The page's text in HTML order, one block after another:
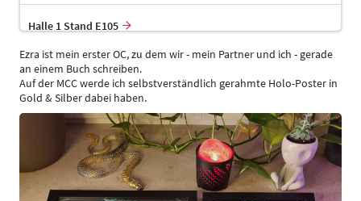
Halle 1 Stand E105
Ezra ist mein erster OC, zu dem wir - mein Partner und ich - gerade
an einem Buch schreiben.
Auf der MCC werde ich selbstverständlich gerahmte Holo-Poster in
Gold & Silber dabei haben.